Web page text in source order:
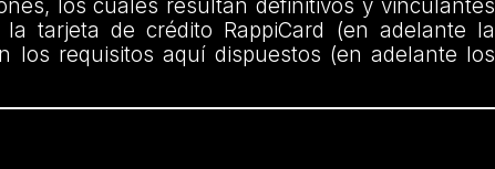
los cuales resultan definitivos y vinculantes
tarjeta de crédito RappiCard (en adelante la
los requisitos aquí dispuestos (en adelante los